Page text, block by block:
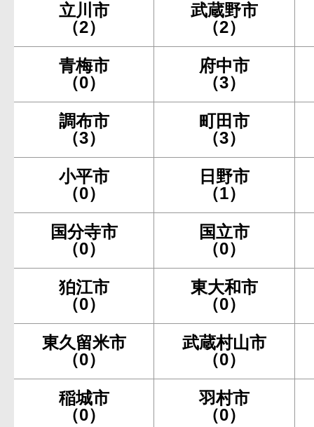
立川市
（2）
武蔵野市
（2）
青梅市
（0）
府中市
（3）
調布市
（3）
町田市
（3）
小平市
（0）
日野市
（1）
国分寺市
（0）
国立市
（0）
狛江市
（0）
東大和市
（0）
東久留米市
（0）
武蔵村山市
（0）
稲城市
（0）
羽村市
（0）